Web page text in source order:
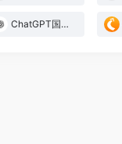
ChatGPT国内版